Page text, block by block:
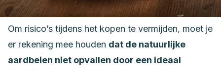
Om risico’s tijdens het kopen te vermijden, moet je
er rekening mee houden dat de natuurlijke
aardbeien niet opvallen door een ideaal